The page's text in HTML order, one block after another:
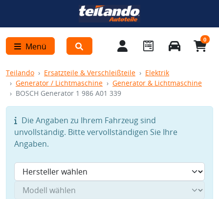
Menü
0
Teilando Ersatzteile & Verschleißteile
Elektrik
Generator / Lichtmaschine
Generator & Lichtmaschine
BOSCH Generator 1 986 A01 339
Die Angaben zu Ihrem Fahrzeug sind
unvollständig. Bitte vervollständigen Sie Ihre
Angaben.